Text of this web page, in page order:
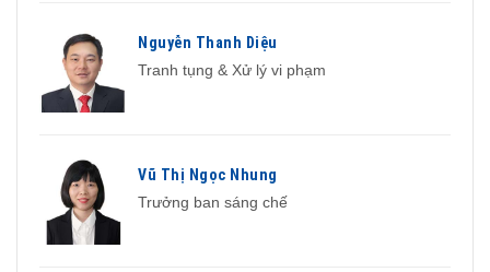
Nguyễn Thanh Diệu
Tranh tụng & Xử lý vi phạm
Vũ Thị Ngọc Nhung
Trưởng ban sáng chế